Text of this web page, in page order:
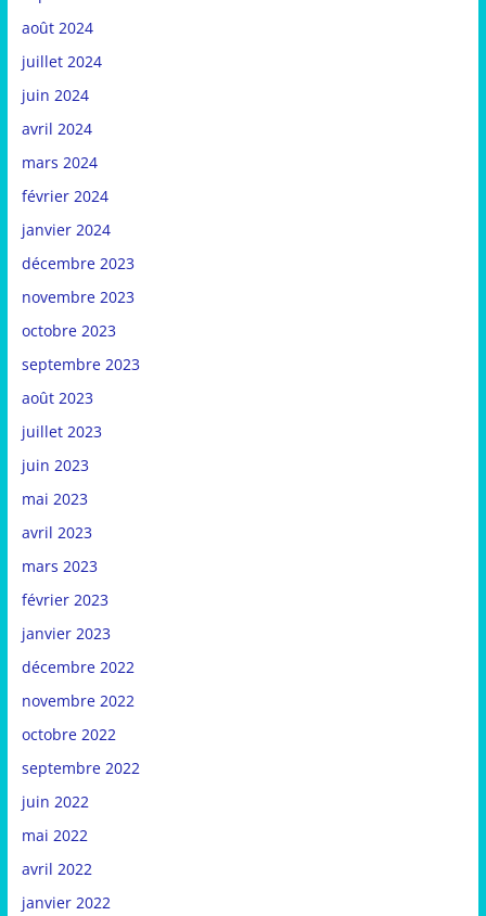
août 2024
juillet 2024
juin 2024
avril 2024
mars 2024
février 2024
janvier 2024
décembre 2023
novembre 2023
octobre 2023
septembre 2023
août 2023
juillet 2023
juin 2023
mai 2023
avril 2023
mars 2023
février 2023
janvier 2023
décembre 2022
novembre 2022
octobre 2022
septembre 2022
juin 2022
mai 2022
avril 2022
janvier 2022